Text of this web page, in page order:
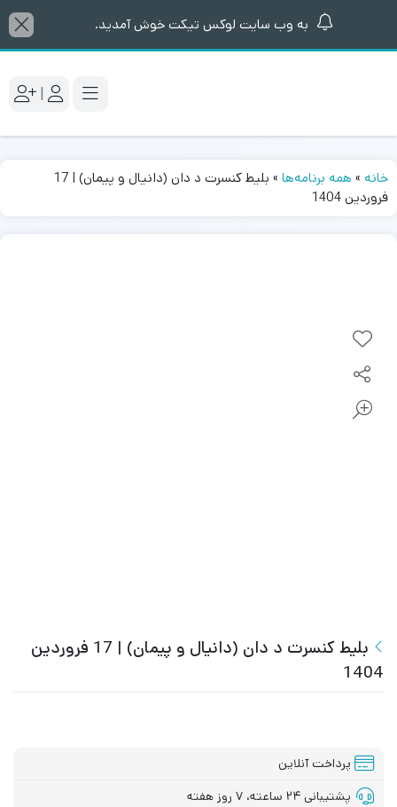
به وب سایت لوکس تیکت خوش آمدید.
|
خانه » همه برنامه‌ها »
بلیط کنسرت د دان (دانیال و پیمان) | 17
فروردین 1404
بلیط کنسرت د دان (دانیال و پیمان) | 17 فروردین
1404
پرداخت آنلاین
پشتیبانی ۲۴ ساعته، ۷ روز هفته